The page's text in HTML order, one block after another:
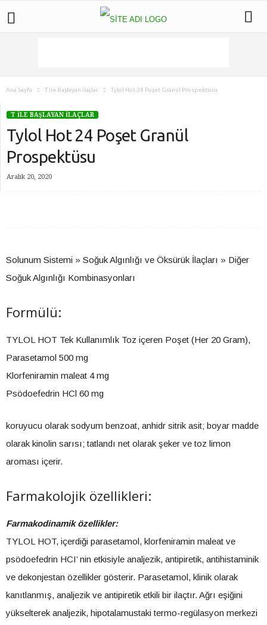
Ana Sayfa T İle Başlayan İlaçlar Tylol Hot 24 Poşet Granül Prospektüsu
T İLE BAŞLAYAN İLAÇLAR
Tylol Hot 24 Poşet Granül
Prospektüsu
Aralık 20, 2020
Solunum Sistemi » Soğuk Algınlığı ve Öksürük İlaçları » Diğer
Soğuk Algınlığı Kombinasyonları
Formülü:
TYLOL HOT Tek Kullanımlık Toz içeren Poşet (Her 20 Gram),
Parasetamol 500 mg
Klorfeniramin maleat 4 mg
Psödoefedrin HCl 60 mg
koruyucu olarak sodyum benzoat, anhidr sitrik asit; boyar madde
olarak kinolin sarısı; tatlandı net olarak şeker ve toz limon
aroması içerir.
Farmakolojik özellikleri:
Farmakodinamik özellikler:
TYLOL HOT, içerdiği parasetamol, klorfeniramin maleat ve
psödoefedrin HCI’ nin etkisiyle analjezik, antipiretik, antihistaminik
ve dekonjestan özellikler gösterir. Parasetamol, klinik olarak
kanıtlanmış, analjezik ve antipiretik etkili bir ilaçtır. Ağrı eşiğini
yükselterek analjezik, hipotalamustaki termo-regülasyon merkezi